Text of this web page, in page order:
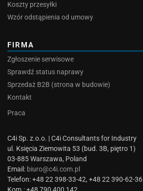
Koszty przesyłki
Wzór odstąpienia od umowy
FIRMA
Zgłoszenie serwisowe
Sprawdź status naprawy
Sprzedaż B2B (strona w budowie)
Kontakt
Praca
C4i Sp. z.o.o. | C4i Consultants for Industry
ul. Księcia Ziemowita 53 (bud. 3B, piętro 1)
03-885 Warszawa, Poland
Email: biuro@c4i.com.pl
Telefon: +48 22 398-33-42, +48 22 390-62-36